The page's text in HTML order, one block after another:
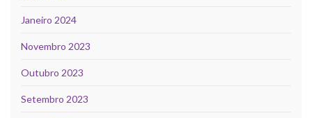
Janeiro 2024
Novembro 2023
Outubro 2023
Setembro 2023